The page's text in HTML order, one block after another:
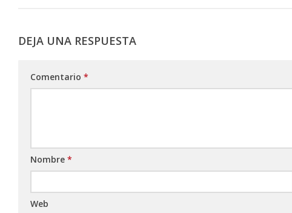
DEJA UNA RESPUESTA
Comentario *
Nombre *
Web